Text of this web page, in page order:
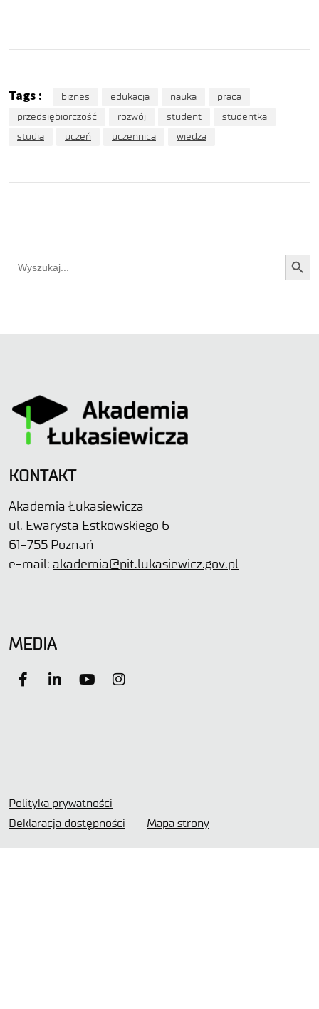
Tags : biznes edukacja nauka
praca
przedsiębiorczość
rozwój student
studentka
studia
uczeń uczennica wiedza
Search
for:
Search Button
KONTAKT
Akademia Łukasiewicza
ul. Ewarysta Estkowskiego 6
61-755 Poznań
e-mail: akademia@pit.lukasiewicz.gov.pl
MEDIA
Polityka prywatności
Deklaracja dostępności
Mapa strony